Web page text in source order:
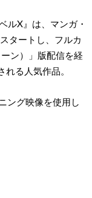
ルX』は、マンガ・
タートし、フルカ
ン）」版配信を経
る人気作品。
グ映像を使用し